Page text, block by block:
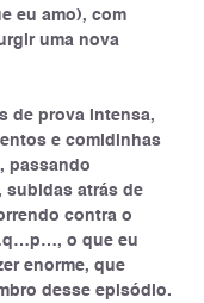
eu amo), com
uma nova
de prova intensa,
e comidinhas
passando
subidas atrás de
contra o
o que eu
enorme, que
desse episódio.